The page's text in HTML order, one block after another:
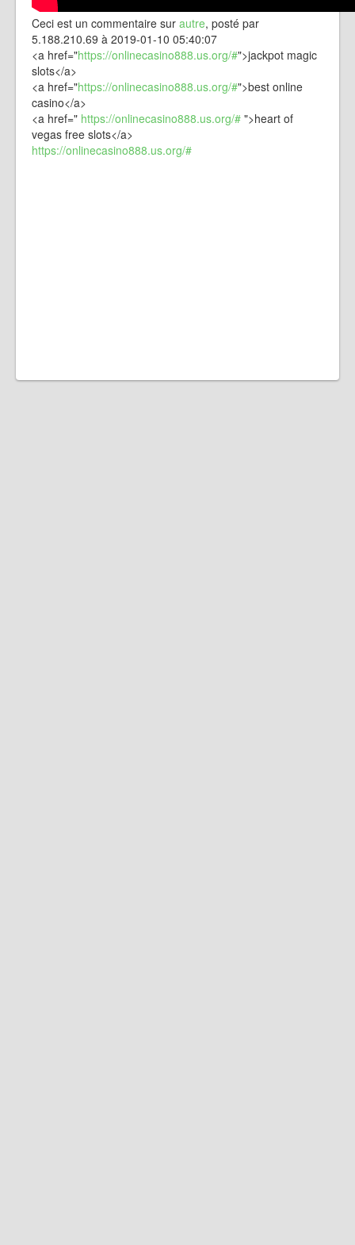
Ceci est un commentaire sur autre, posté par
5.188.210.69 à 2019-01-10 05:40:07
<a href="https://onlinecasino888.us.org/#">jackpot magic
slots</a>
<a href="https://onlinecasino888.us.org/#">best online
casino</a>
<a href=" https://onlinecasino888.us.org/# ">heart of
vegas free slots</a>
https://onlinecasino888.us.org/#